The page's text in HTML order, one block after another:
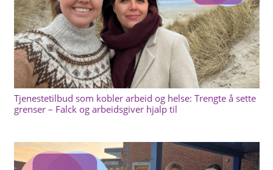
Tjenestetilbud som kobler arbeid og helse: Trengte å sette
grenser – Falck og arbeidsgiver hjalp til